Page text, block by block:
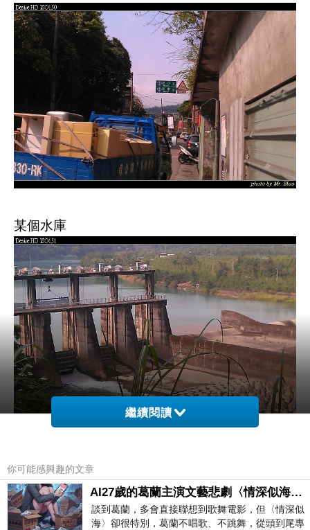
某個水庫
子或花 :P
繼續閱讀
你可能感興趣的文章
AI27歲的葛蘭主演文藝悲劇〈情深似海〉 #戀上老電影 #葛蘭 #粟子
談到葛蘭，多會直接聯想到歌舞電影，但〈情深似
海〉卻很特別，葛蘭不唱歌、不跳舞，從頭到尾專